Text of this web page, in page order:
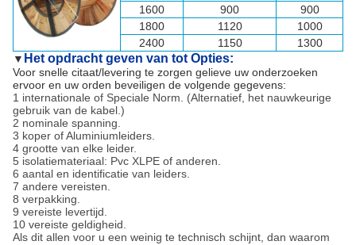
1600
900
900
1800
1120
1000
2400
1150
1300
▼ Het opdracht geven van tot Opties:
Voor snelle citaat/levering te zorgen gelieve uw onderzoeken
ervoor en uw orden beveiligen de volgende gegevens:
1 internationale of Speciale Norm. (Alternatief, het nauwkeurige
gebruik van de kabel.)
2 nominale spanning.
3 koper of Aluminiumleiders.
4 grootte van elke leider.
5 isolatiemateriaal: Pvc XLPE of anderen.
6 aantal en identificatie van leiders.
7 andere vereisten.
8 verpakking.
9 vereiste levertijd.
10 vereiste geldigheid.
Als dit allen voor u een weinig te technisch schijnt, dan waarom